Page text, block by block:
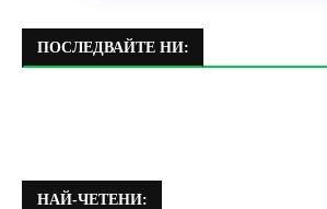
ПОСЛЕДВАЙТЕ НИ:
НАЙ-ЧЕТЕНИ: